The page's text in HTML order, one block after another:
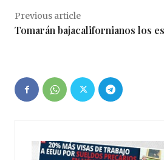
Previous article
Tomarán bajacalifornianos los